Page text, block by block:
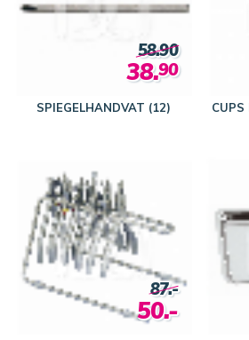
SPIEGELHANDVAT (12)
58.90
38.90
CUPS
87.-
50.-